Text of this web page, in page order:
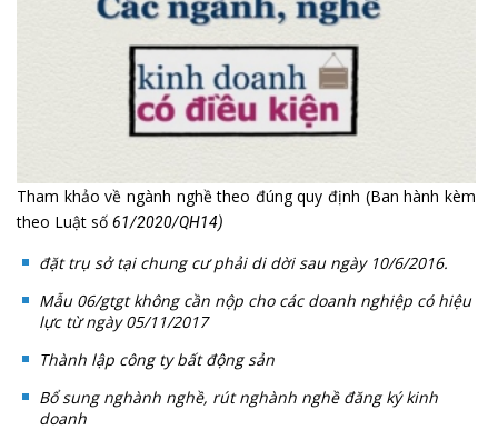
Tham khảo về ngành nghề theo đúng quy định (Ban hành kèm
theo Luật số 61/2020/QH14)
đặt trụ sở tại chung cư phải di dời sau ngày 10/6/2016.
Mẫu 06/gtgt không cần nộp cho các doanh nghiệp có hiệu
lực từ ngày 05/11/2017
Thành lập công ty bất động sản
Bổ sung nghành nghề, rút nghành nghề đăng ký kinh
doanh